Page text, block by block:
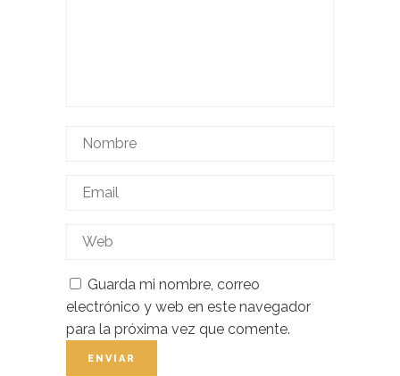
Guarda mi nombre, correo
electrónico y web en este navegador
para la próxima vez que comente.